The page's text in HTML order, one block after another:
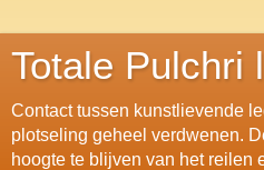
Totale Pulchri
Contact tussen kunstlievende
plotseling geheel verdwenen.
hoogte te blijven van het reilen